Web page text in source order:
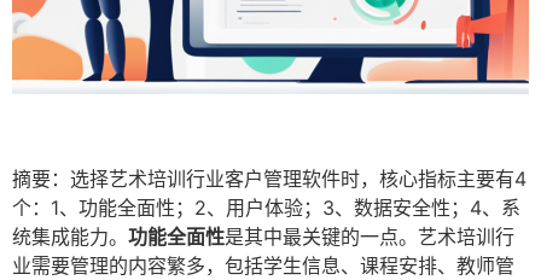
摘要：选择艺术培训行业客户管理软件时，核心指标主要有4
个：1、功能全面性；2、用户体验；3、数据安全性；4、系
统集成能力。 功能全面性是其中最关键的一点。艺术培训行
业需要管理的内容繁多，包括学生信息、课程安排、教师管